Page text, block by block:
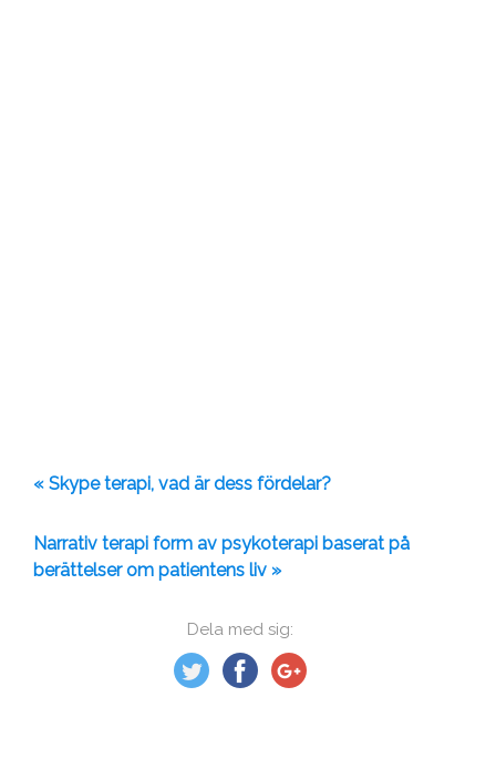
Dela med sig:
« Skype terapi, vad är dess fördelar?
Narrativ terapi form av psykoterapi baserat på
berättelser om patientens liv »